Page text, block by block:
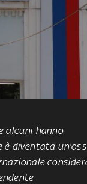
alcuni hanno
è diventata